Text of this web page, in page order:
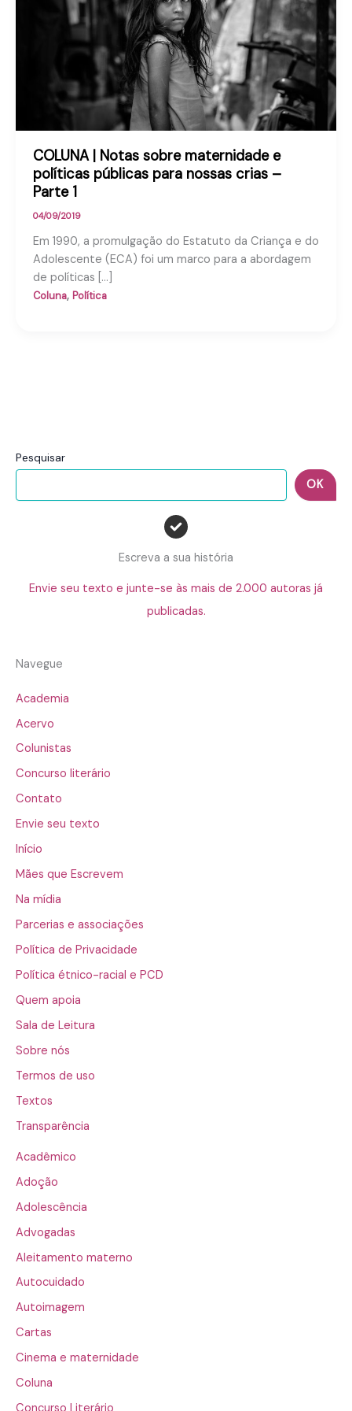
Pesquisar
OK
Escreva a sua história
Envie seu texto e junte-se às mais de 2.000 autoras já
publicadas.
Navegue
Academia
Acervo
Colunistas
Concurso literário
Contato
Envie seu texto
Início
Mães que Escrevem
Na mídia
Parcerias e associações
Política de Privacidade
Política étnico-racial e PCD
Quem apoia
Sala de Leitura
Sobre nós
Termos de uso
Textos
Transparência
Acadêmico
Adoção
Adolescência
Advogadas
Aleitamento materno
Autocuidado
Autoimagem
Cartas
Cinema e maternidade
Coluna
COLUNA | Notas sobre maternidade e
políticas públicas para nossas crias –
Parte 1
04/09/2019
Em 1990, a promulgação do Estatuto da Criança e do
Adolescente (ECA) foi um marco para a abordagem
de políticas […]
Coluna, Política